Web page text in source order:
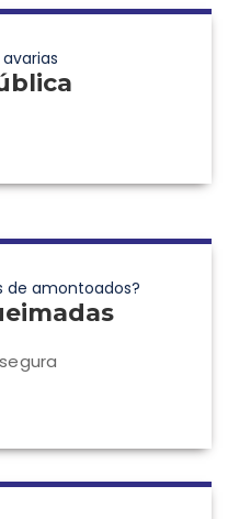
de amontoados?